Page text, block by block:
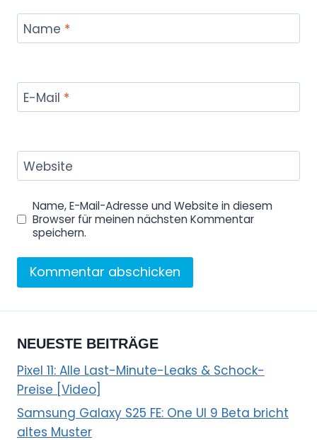
Name *
E-Mail *
Website
Name, E-Mail-Adresse und Website in diesem
Browser für meinen nächsten Kommentar
speichern.
NEUESTE BEITRÄGE
Pixel 11: Alle Last-Minute-Leaks & Schock-
Preise [Video]
Samsung Galaxy S25 FE: One UI 9 Beta bricht
altes Muster